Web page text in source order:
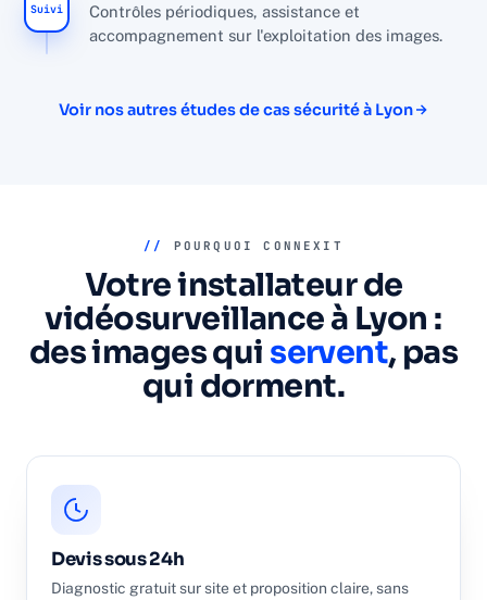
Suivi
Contrôles périodiques, assistance et
accompagnement sur l'exploitation des images.
Voir nos autres études de cas sécurité à Lyon
// POURQUOI CONNEXIT
Votre installateur de
vidéosurveillance à Lyon :
des images quiservent, pas
qui dorment.
Devis sous 24h
Diagnostic gratuit sur site et proposition claire, sans